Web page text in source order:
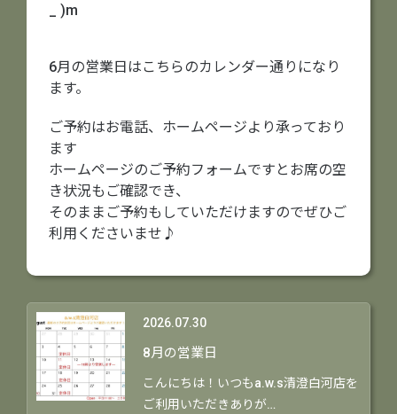
_ )m
6月の営業日はこちらのカレンダー通りになり
ます。
ご予約はお電話、ホームページより承っており
ます
ホームページのご予約フォームですとお席の空
き状況もご確認でき、
そのままご予約もしていただけますのでぜひご
利用くださいませ♪
2026.07.30
8月の営業日
こんにちは！いつもa.w.s清澄白河店を
ご利用いただきありが…